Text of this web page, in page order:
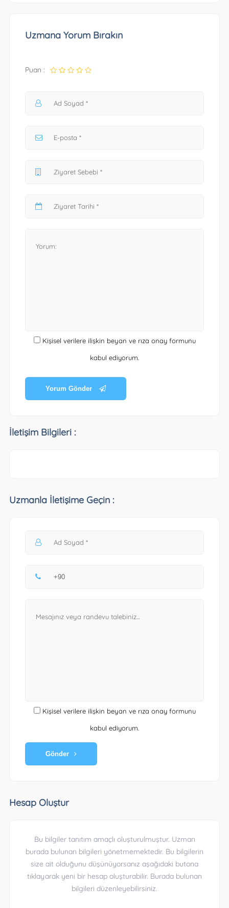
Uzmana Yorum Bırakın
Puan :
Kişisel verilere ilişkin beyan ve rıza onay formunu
kabul ediyorum.
Yorum Gönder
İletişim Bilgileri :
Uzmanla İletişime Geçin :
Kişisel verilere ilişkin beyan ve rıza onay formunu
kabul ediyorum.
Gönder
Hesap Oluştur
Bu bilgiler tanıtım amaçlı oluşturulmuştur. Uzman
burada bulunan bilgileri yönetmemektedir. Bu bilgilerin
size ait olduğunu düşünüyorsanız aşağıdaki butona
tıklayarak yeni bir hesap oluşturabilir. Burada bulunan
bilgileri düzenleyebilirsiniz.